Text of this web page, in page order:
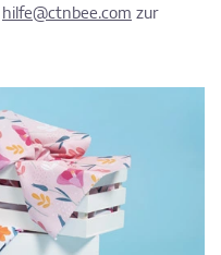
hilfe@ctnbee.com zur